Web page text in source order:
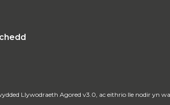
Llywodraeth Agored v3.0, ac eithrio lle nodir yn